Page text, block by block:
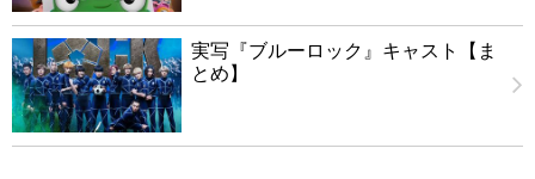
実写『ブルーロック』キャスト【ま
とめ】